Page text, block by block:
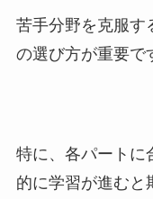
苦手分野を克服す
の選び方が重要で
特に、各パートに
的に学習が進むと